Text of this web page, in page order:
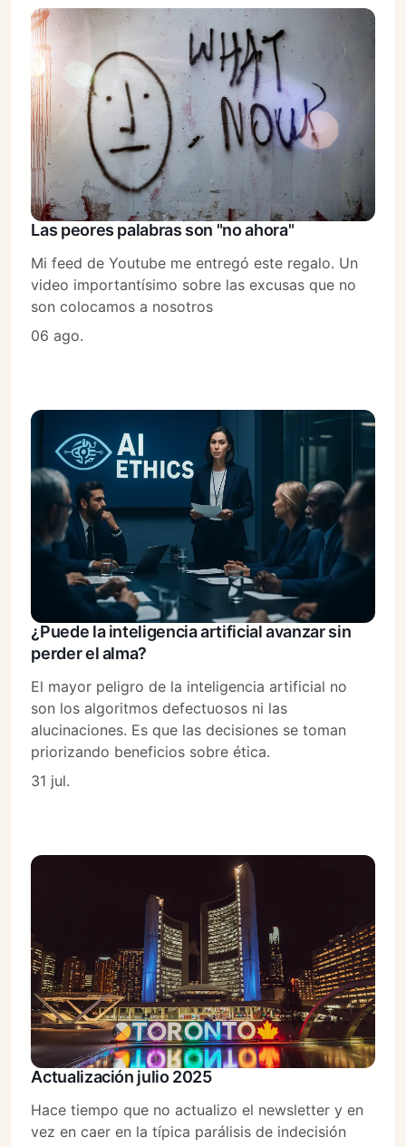
Las peores palabras son "no ahora"
Mi feed de Youtube me entregó este regalo. Un
video importantísimo sobre las excusas que no
son colocamos a nosotros
06 ago.
¿Puede la inteligencia artificial avanzar sin
perder el alma?
El mayor peligro de la inteligencia artificial no
son los algoritmos defectuosos ni las
alucinaciones. Es que las decisiones se toman
priorizando beneficios sobre ética.
31 jul.
Actualización julio 2025
Hace tiempo que no actualizo el newsletter y en
vez en caer en la típica parálisis de indecisión